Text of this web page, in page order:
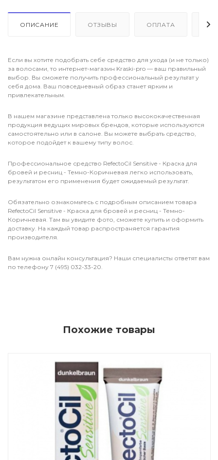
ОПИСАНИЕ ОТЗЫВЫ ОПЛАТА
Если вы хотите подобрать себе средство для ухода (и не только)
за волосами, то интернет-магазин Kraski-pro — ваш правильный
выбор. Вы сможете получить профессиональный результат у
себя дома. Ваш повседневный образ станет ярким и
привлекательным.
В нашем магазине представлена только высококачественная
продукция ведущих мировых брендов, которые используются
самостоятельно или в салоне. Вы можете выбрать средство,
которое подойдет к вашему типу волос.
Профессиональное средство RefectoCil Sensitive - Краска для
бровей и ресниц - Темно-Коричневая легко использовать,
результатом его применения будет ожидаемый результат.
Обязательно ознакомьтесь с подробным описанием товара
RefectoCil Sensitive - Краска для бровей и ресниц - Темно-
Коричневая. Там вы увидите фото, сможете купить и оформить
доставку. На каждый товар распространяется гарантия
производителя.
Вам нужна онлайн консультация? Наши специалисты ответят вам
по телефону 7 (495) 032-33-20.
Похожие товары